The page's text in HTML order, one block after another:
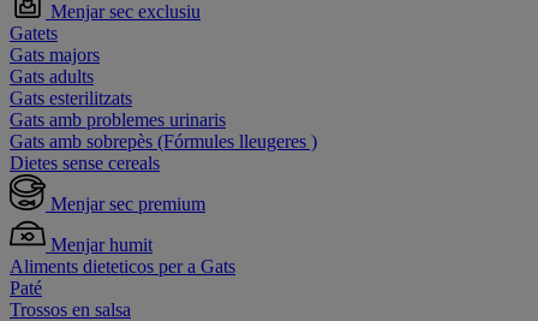
Menjar sec exclusiu
Gatets
Gats majors
Gats adults
Gats esterilitzats
Gats amb problemes urinaris
Gats amb sobrepès (Fórmules lleugeres )
Dietes sense cereals
Menjar sec premium
Menjar humit
Aliments dieteticos per a Gats
Paté
Trossos en salsa